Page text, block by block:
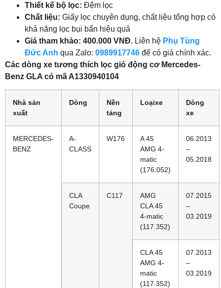
Thiết kế bộ lọc: Đệm lọc
Chất liệu: Giấy lọc chuyên dụng, chất liệu tổng hợp có
khả năng lọc bụi bẩn hiệu quả
Giá tham khảo: 400.000 VNĐ. Liên hệ Phụ Tùng
Đức Anh qua Zalo: 0989917746 để có giá chính xác.
Các dòng xe tương thích lọc gió động cơ Mercedes-
Benz GLA có mã A1330940104
Nhà sản
xuất
Dòng
Nền
tảng
Loạixe
Dòng
xe
MERCEDES-
BENZ
A-
CLASS
W176
A 45
AMG 4-
matic
(176.052)
06.2013
–
05.2018
CLA
Coupe
C117
AMG
CLA 45
4-matic
(117.352)
07.2015
–
03.2019
CLA 45
AMG 4-
matic
(117.352)
07.2013
–
03.2019